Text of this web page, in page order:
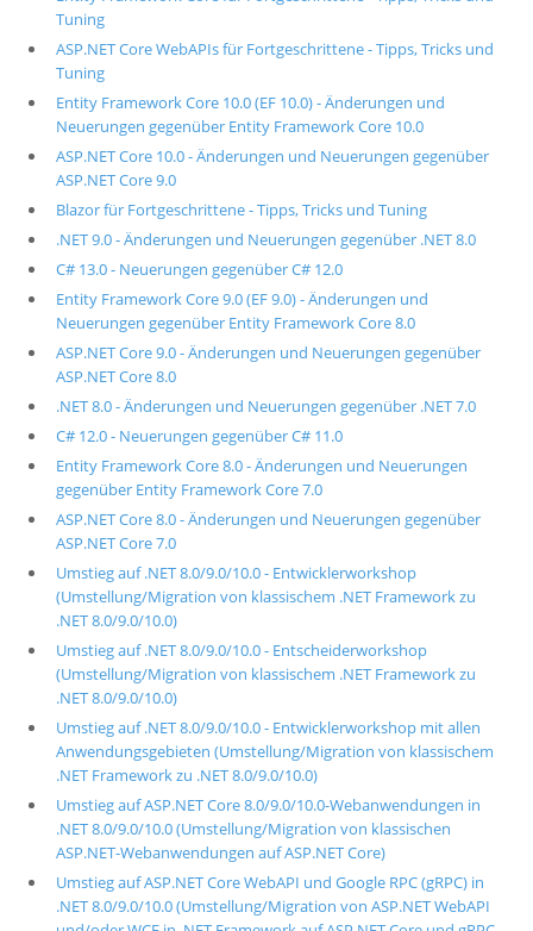
Tuning
ASP.NET Core WebAPIs für Fortgeschrittene - Tipps, Tricks und
Tuning
Entity Framework Core 10.0 (EF 10.0) - Änderungen und
Neuerungen gegenüber Entity Framework Core 10.0
ASP.NET Core 10.0 - Änderungen und Neuerungen gegenüber
ASP.NET Core 9.0
Blazor für Fortgeschrittene - Tipps, Tricks und Tuning
.NET 9.0 - Änderungen und Neuerungen gegenüber .NET 8.0
C# 13.0 - Neuerungen gegenüber C# 12.0
Entity Framework Core 9.0 (EF 9.0) - Änderungen und
Neuerungen gegenüber Entity Framework Core 8.0
ASP.NET Core 9.0 - Änderungen und Neuerungen gegenüber
ASP.NET Core 8.0
.NET 8.0 - Änderungen und Neuerungen gegenüber .NET 7.0
C# 12.0 - Neuerungen gegenüber C# 11.0
Entity Framework Core 8.0 - Änderungen und Neuerungen
gegenüber Entity Framework Core 7.0
ASP.NET Core 8.0 - Änderungen und Neuerungen gegenüber
ASP.NET Core 7.0
Umstieg auf .NET 8.0/9.0/10.0 - Entwicklerworkshop
(Umstellung/Migration von klassischem .NET Framework zu
.NET 8.0/9.0/10.0)
Umstieg auf .NET 8.0/9.0/10.0 - Entscheiderworkshop
(Umstellung/Migration von klassischem .NET Framework zu
.NET 8.0/9.0/10.0)
Umstieg auf .NET 8.0/9.0/10.0 - Entwicklerworkshop mit allen
Anwendungsgebieten (Umstellung/Migration von klassischem
.NET Framework zu .NET 8.0/9.0/10.0)
Umstieg auf ASP.NET Core 8.0/9.0/10.0-Webanwendungen in
.NET 8.0/9.0/10.0 (Umstellung/Migration von klassischen
ASP.NET-Webanwendungen auf ASP.NET Core)
Umstieg auf ASP.NET Core WebAPI und Google RPC (gRPC) in
.NET 8.0/9.0/10.0 (Umstellung/Migration von ASP.NET WebAPI